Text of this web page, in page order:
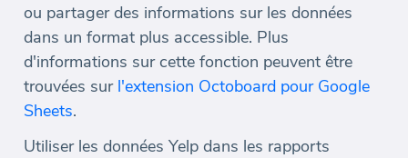
ou partager des informations sur les données
dans un format plus accessible. Plus
d'informations sur cette fonction peuvent être
trouvées sur l'extension Octoboard pour Google
Sheets.
Utiliser les données Yelp dans les rapports